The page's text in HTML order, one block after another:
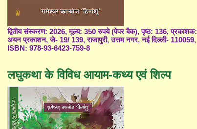
द्वितीय संस्करण: 2026, मूल्य: 350 रुपये (पेपर बैक), पृष्ठ: 136, प्रकाशक:
अयन प्रकाशन, जे- 19/ 139, राजापुरी, उत्तम नगर, नई दिल्ली- 110059,
ISBN: 978-93-6423-759-8
लघुकथा के विविध आयाम-कथ्य एवं शिल्प